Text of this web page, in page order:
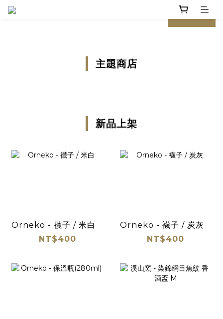
prev next
主題商店
新品上架
Orneko - 襪子 / 米白
NT$400
Orneko - 襪子 / 炭灰
NT$400